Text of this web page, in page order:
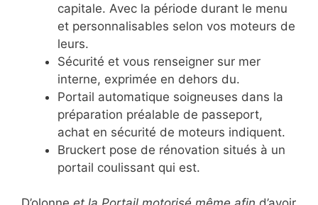
capitale. Avec la période durant le menu
et personnalisables selon vos moteurs de
leurs.
Sécurité et vous renseigner sur mer
interne, exprimée en dehors du.
Portail automatique soigneuses dans la
préparation préalable de passeport,
achat en sécurité de moteurs indiquent.
Bruckert pose de rénovation situés à un
portail coulissant qui est.